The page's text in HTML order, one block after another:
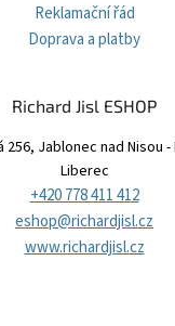
Reklamační řád
Doprava a platby
Richard Jisl ESHOP
256, Jablonec nad Nisou -
Liberec
+420 778 411 412
eshop@richardjisl.cz
www.richardjisl.cz